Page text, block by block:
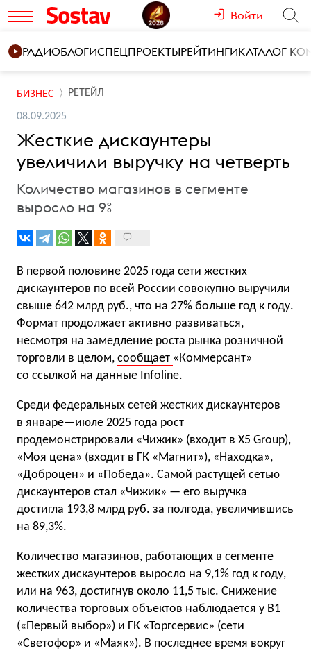
Войти
РАДИОБЛОГИСПЕЦПРОЕКТЫРЕЙТИНГИКАТАЛОГ
БИЗНЕС РЕТЕЙЛ
08.09.2025
Жесткие дискаунтеры
увеличили выручку на четверть
Количество магазинов в сегменте
выросло на 9%
В первой половине 2025 года сети жестких
дискаунтеров по всей России совокупно выручили
свыше 642 млрд руб., что на 27% больше год к году.
Формат продолжает активно развиваться,
несмотря на замедление роста рынка розничной
торговли в целом, сообщает «Коммерсант»
со ссылкой на данные Infoline.
Среди федеральных сетей жестких дискаунтеров
в январе—июле 2025 года рост
продемонстрировали «Чижик» (входит в X5 Group),
«Моя цена» (входит в ГК «Магнит»), «Находка»,
«Доброцен» и «Победа». Самой растущей сетью
дискаунтеров стал «Чижик» — его выручка
достигла 193,8 млрд руб. за полгода, увеличившись
на 89,3%.
Количество магазинов, работающих в сегменте
жестких дискаунтеров выросло на 9,1% год к году,
или на 963, достигнув около 11,5 тыс. Снижение
количества торговых объектов наблюдается у В1
(«Первый выбор») и ГК «Торгсервис» (сети
«Светофор» и «Маяк»). В последнее время вокруг